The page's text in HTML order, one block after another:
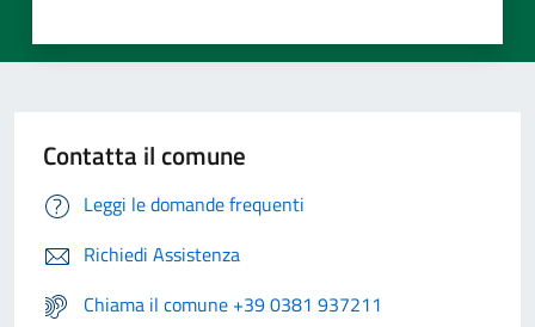
Contatta il comune
Leggi le domande frequenti
Richiedi Assistenza
Chiama il comune +39 0381 937211